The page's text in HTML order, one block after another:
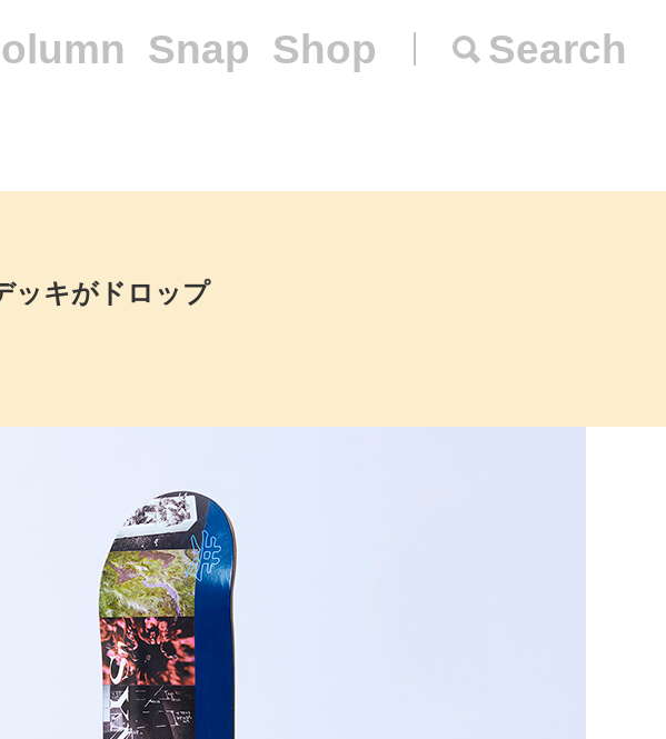
Snap Shop Search
ッキがドロップ